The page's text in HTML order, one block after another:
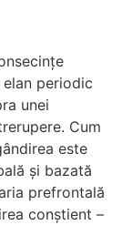
periodic
unei
Cum
este
și bazată
prefrontală
conștient –